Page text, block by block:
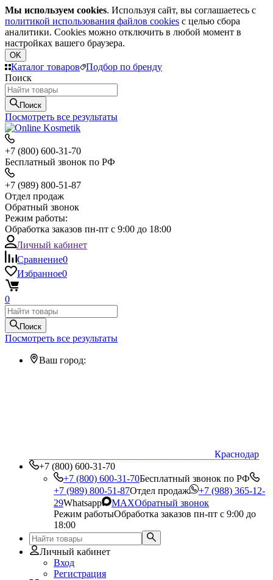
Мы используем cookies. Используя сайт, вы соглашаетесь с
политикой использования файлов cookies с целью сбора
аналитики. Cookies можно отключить в любой момент в
настройках вашего браузера.
OK
Каталог товаров
Подбор по бренду
Поиск
Поиск
Посмотреть все результаты
+7 (800) 600-31-70
Бесплатный звонок по РФ
+7 (989) 800-51-87
Отдел продаж
Обратный звонок
Режим работы:
Обработка заказов пн-пт с 9:00 до 18:00
Личный кабинет
Сравнение0
Избранное0
0
Поиск
Посмотреть все результаты
Ваш город:
Краснодар
+7 (800) 600-31-70
+7 (800) 600-31-70Бесплатный звонок по РФ
+7 (989) 800-51-87Отдел продаж
+7 (988) 365-12-
29Whatsapp MAXОбратный звонок
Режим работыОбработка заказов пн-пт с 9:00 до
18:00
Личный кабинет
Вход
Регистрация